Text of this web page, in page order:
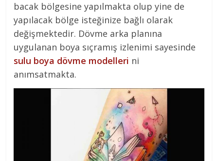
bacak bölgesine yapılmakta olup yine de
yapılacak bölge isteğinize bağlı olarak
değişmektedir. Dövme arka planına
uygulanan boya sıçramış izlenimi sayesinde
sulu boya dövme modelleri ni
anımsatmakta.